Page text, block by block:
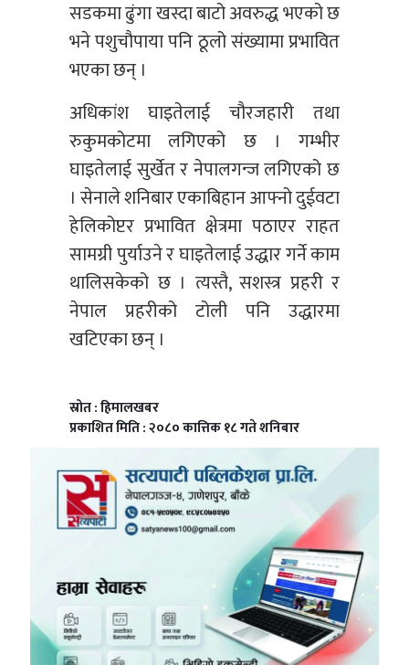
सडकमा ढुंगा खस्दा बाटो अवरुद्ध भएको छ
भने पशुचौपाया पनि ठूलो संख्यामा प्रभावित
भएका छन् ।
अधिकांश घाइतेलाई चौरजहारी तथा
रुकुमकोटमा लगिएको छ । गम्भीर
घाइतेलाई सुर्खेत र नेपालगन्ज लगिएको छ
। सेनाले शनिबार एकाबिहान आफ्नो दुईवटा
हेलिकोप्टर प्रभावित क्षेत्रमा पठाएर राहत
सामग्री पुर्याउने र घाइतेलाई उद्धार गर्ने काम
थालिसकेको छ । त्यस्तै, सशस्त्र प्रहरी र
नेपाल प्रहरीको टोली पनि उद्धारमा
खटिएका छन् ।
स्रोत : हिमालखबर
प्रकाशित मिति : २०८० कात्तिक १८ गते शनिबार